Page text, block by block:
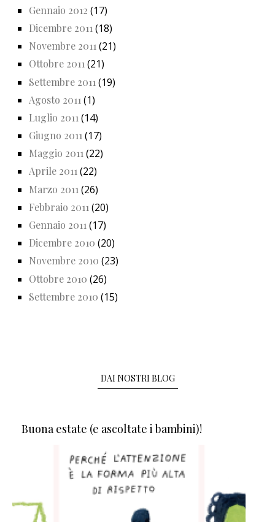
Gennaio 2012 (17)
Dicembre 2011 (18)
Novembre 2011 (21)
Ottobre 2011(21)
Settembre 2011 (19)
Agosto 2011 (1)
Luglio 2011 (14)
Giugno 2011 (17)
Maggio 2011(22)
Aprile 2011(22)
Marzo 2011 (26)
Febbraio 2011 (20)
Gennaio 2011 (17)
Dicembre 2010 (20)
Novembre 2010 (23)
Ottobre 2010 (26)
Settembre 2010 (15)
DAI NOSTRI BLOG
Buona estate (e ascoltate i bambini)!